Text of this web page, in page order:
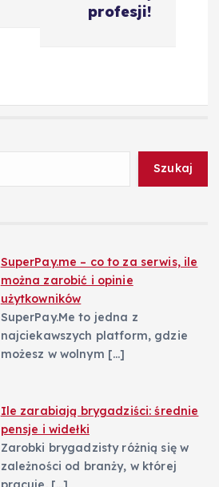
profesji!
Szukaj
SuperPay.me – co to za serwis, ile
można zarobić i opinie
użytkowników
SuperPay.Me to jedna z
najciekawszych platform, gdzie
możesz w wolnym […]
Ile zarabiają brygadziści: średnie
pensje i widełki
Zarobki brygadzisty różnią się w
zależności od branży, w której